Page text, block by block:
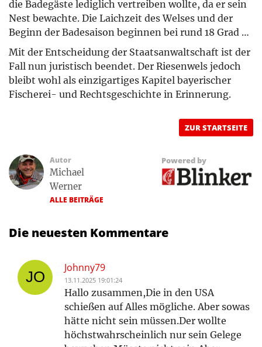
die Badegäste lediglich vertreiben wollte, da er sein
Nest bewachte. Die Laichzeit des Welses und der
Beginn der Badesaison beginnen bei rund 18 Grad …
Mit der Entscheidung der Staatsanwaltschaft ist der
Fall nun juristisch beendet. Der Riesenwels jedoch
bleibt wohl als einzigartiges Kapitel bayerischer
Fischerei- und Rechtsgeschichte in Erinnerung.
ZUR STARTSEITE
Autor
Michael
Werner
ALLE BEITRÄGE
Powered by
Die neuesten Kommentare
Johnny79
13.11.2025 19:01:24
Hallo zusammen,Die in den USA
schießen auf Alles mögliche. Aber sowas
hätte nicht sein müssen.Der wollte
höchstwahrscheinlich nur sein Gelege